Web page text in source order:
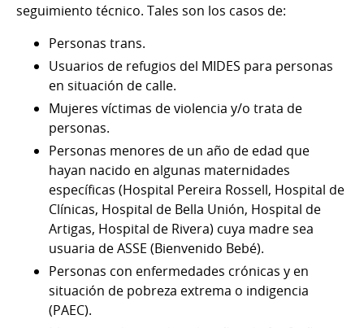
seguimiento técnico. Tales son los casos de:
Personas trans.
Usuarios de refugios del MIDES para personas
en situación de calle.
Mujeres víctimas de violencia y/o trata de
personas.
Personas menores de un año de edad que
hayan nacido en algunas maternidades
específicas (Hospital Pereira Rossell, Hospital de
Clínicas, Hospital de Bella Unión, Hospital de
Artigas, Hospital de Rivera) cuya madre sea
usuaria de ASSE (Bienvenido Bebé).
Personas con enfermedades crónicas y en
situación de pobreza extrema o indigencia
(PAEC).